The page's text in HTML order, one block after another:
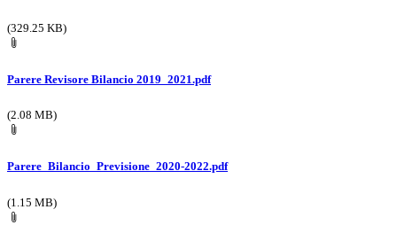
(329.25 KB)
Parere Revisore Bilancio 2019_2021.pdf
(2.08 MB)
Parere_Bilancio_Previsione_2020-2022.pdf
(1.15 MB)